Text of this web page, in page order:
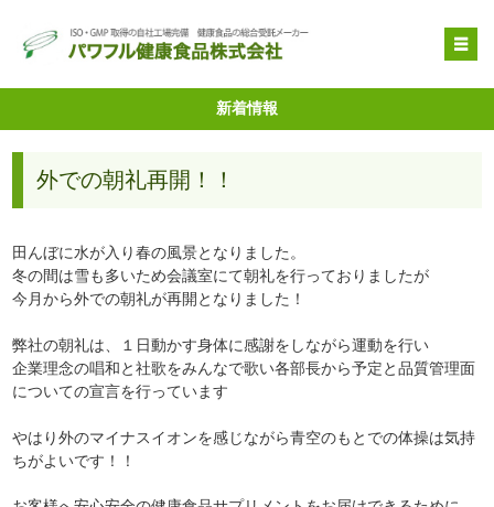
OEM受託製造
原料提供
品質管理・取得特許
企業情報
新着情報
外での朝礼再開！！
田んぼに水が入り春の風景となりました。
冬の間は雪も多いため会議室にて朝礼を行っておりましたが
今月から外での朝礼が再開となりました！
弊社の朝礼は、１日動かす身体に感謝をしながら運動を行い
企業理念の唱和と社歌をみんなで歌い各部長から予定と品質管理面
についての宣言を行っています
やはり外のマイナスイオンを感じながら青空のもとでの体操は気持
ちがよいです！！